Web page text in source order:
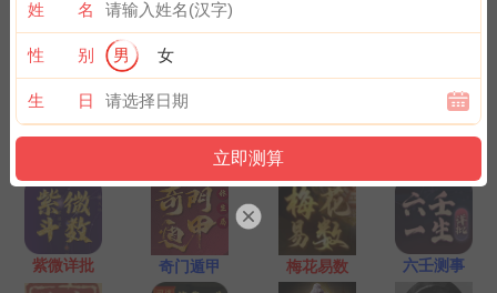
姓 名
性 别 男 女
生 日
情；最后点上面的签筒开始抽签！心诚则灵，否则掷到笑杯的机率
3） 抽签的时间：中午十二点左右和晚上十一点前或者后，晚上十
一点是阴阳相接之时，最适宜抽签，抽签的信息也最准确；房事后
和打雷下大雨时不要抽签，因为此时信息不稳。
紫微详批 奇门遁甲 梅花易数 六壬测事